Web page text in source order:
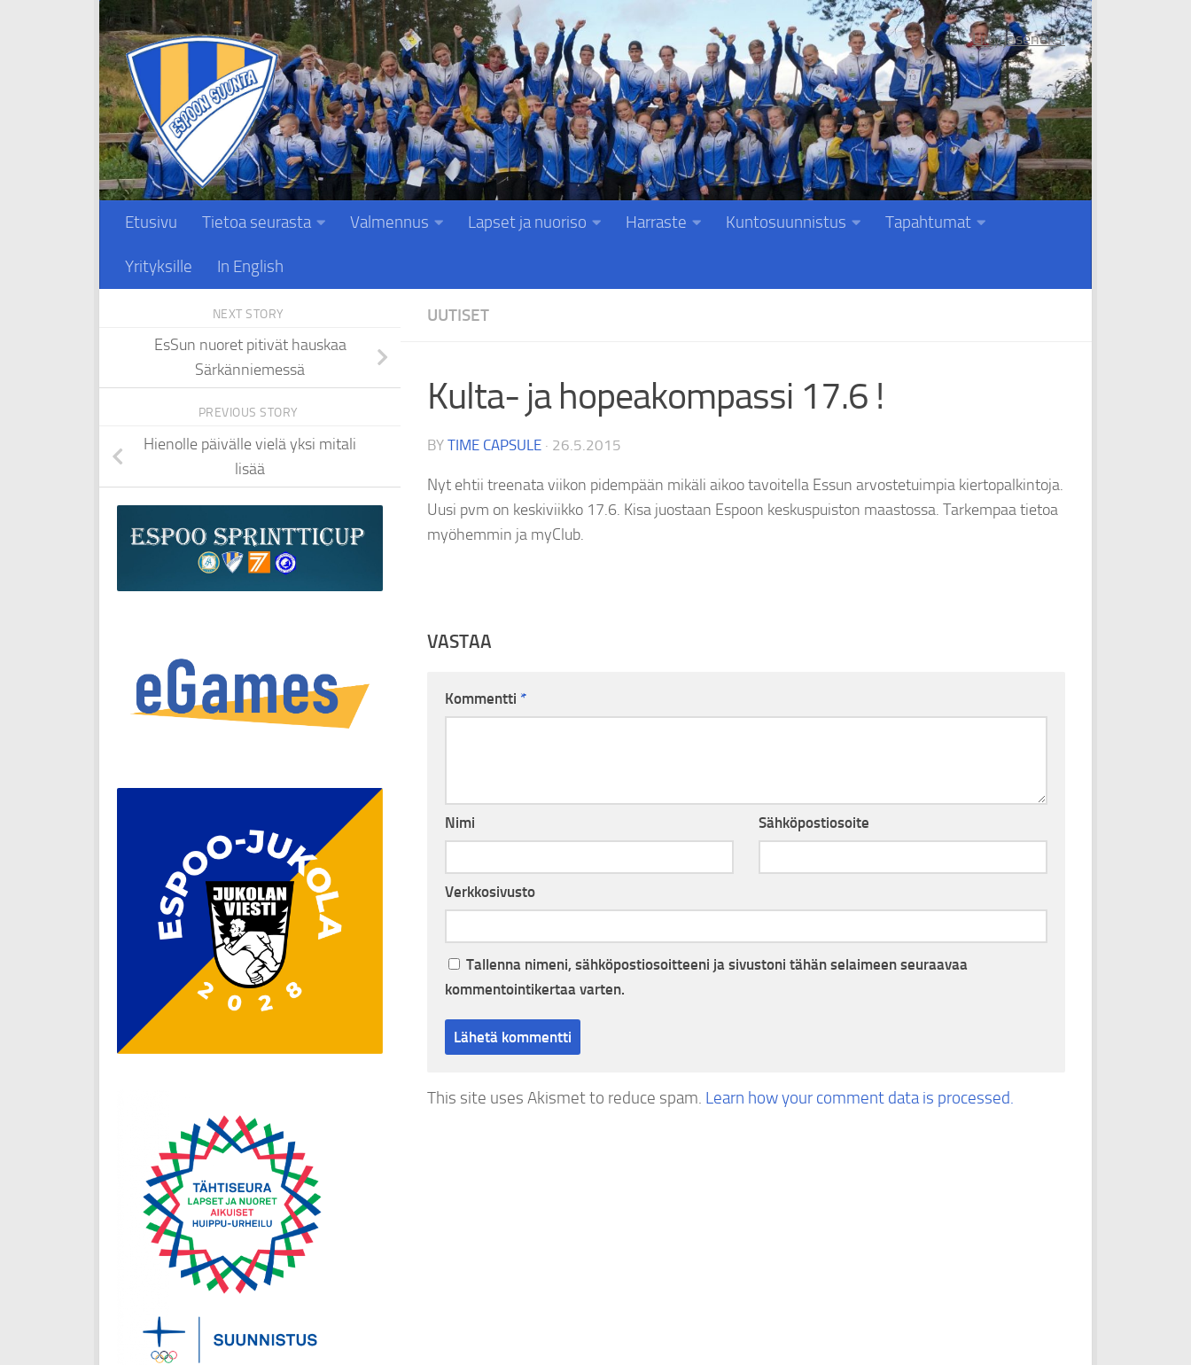
Skip to content
Liity jäseneksi
Etusivu Tietoa seurasta Valmennus Lapset ja nuoriso Harraste Kuntosuunnistus Tapahtumat
Yrityksille In English
UUTISET
Kulta- ja hopeakompassi 17.6 !
BY TIME CAPSULE · 26.5.2015
Nyt ehtii treenata viikon pidempään mikäli aikoo tavoitella Essun arvostetuimpia kiertopalkintoja.
Uusi pvm on keskiviikko 17.6. Kisa juostaan Espoon keskuspuiston maastossa. Tarkempaa tietoa
myöhemmin ja myClub.
VASTAA
Kommentti *
Nimi Sähköpostiosoite
Verkkosivusto
Tallenna nimeni, sähköpostiosoitteeni ja sivustoni tähän selaimeen seuraavaa
kommentointikertaa varten.
This site uses Akismet to reduce spam. Learn how your comment data is processed.
NEXT STORY
EsSun nuoret pitivät hauskaa
Särkänniemessä
PREVIOUS STORY
Hienolle päivälle vielä yksi mitali
lisää